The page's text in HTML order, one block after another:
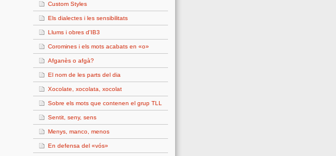
Custom Styles
Els dialectes i les sensibilitats
Llums i obres d'IB3
Coromines i els mots acabats en «o»
Afganès o afgà?
El nom de les parts del dia
Xocolate, xocolata, xocolat
Sobre els mots que contenen el grup TLL
Sentit, seny, sens
Menys, manco, menos
En defensa del «vós»